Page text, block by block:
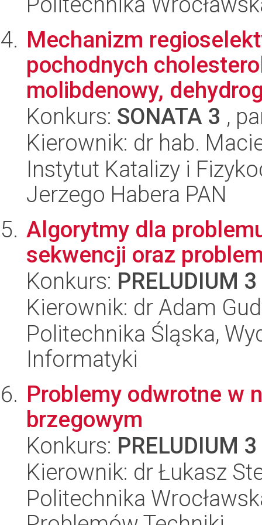
Mechanizm
pochodnych
molibdenowy,
Konkurs: SONATA 3 ,
Kierownik: dr hab.
Instytut Katalizy i
Jerzego Habera PAN
Algorytmy dla
sekwencji oraz
Konkurs: PRELUDIUM 3
Kierownik: dr Adam
Politechnika Śląska,
Informatyki
Problemy odwrotne w
brzegowym
Konkurs: PRELUDIUM 3
Kierownik: dr Łukasz
Politechnika